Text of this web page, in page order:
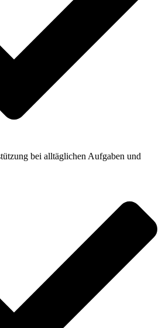
bei alltäglichen Aufgaben und